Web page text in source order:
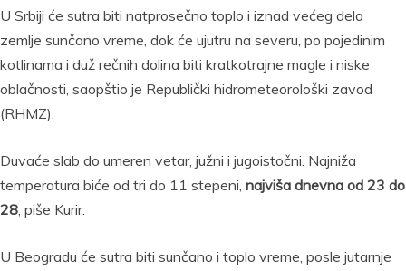
U Srbiji će sutra biti natprosečno toplo i iznad većeg dela
zemlje sunčano vreme, dok će ujutru na severu, po pojedinim
kotlinama i duž rečnih dolina biti kratkotrajne magle i niske
oblačnosti, saopštio je Republički hidrometeorološki zavod
(RHMZ).
Duvaće slab do umeren vetar, južni i jugoistočni. Najniža
temperatura biće od tri do 11 stepeni, najviša dnevna od 23 do
28, piše Kurir.
U Beogradu će sutra biti sunčano i toplo vreme, posle jutarnje